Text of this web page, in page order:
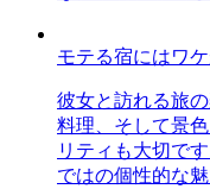
モテる宿にはワ
彼女と訪れる旅
料理、そして景
リティも大切で
ではの個性的な